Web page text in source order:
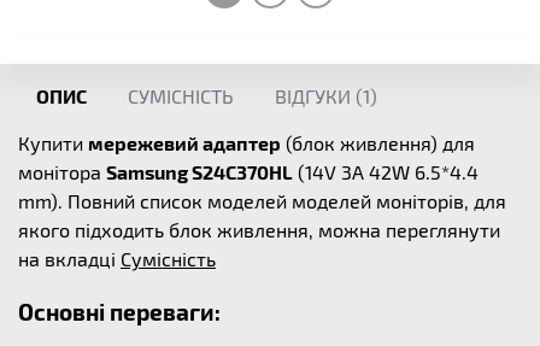
ОПИС СУМІСНІСТЬ ВІДГУКИ (1)
Купити мережевий адаптер (блок живлення) для
монітора Samsung S24C370HL (14V 3A 42W 6.5*4.4
mm). Повний список моделей моделей моніторів, для
якого підходить блок живлення, можна переглянути
на вкладці Сумісність
Основні переваги: